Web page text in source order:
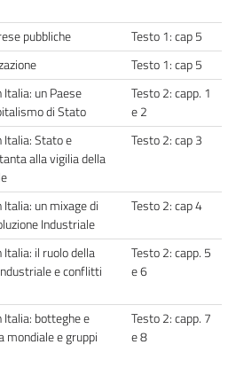
pubbliche
Testo 1: cap 5
Testo 1: cap 5
un Paese
di Stato
Testo 2: capp. 1
e 2
Italia: Stato e
alla vigilia della
Testo 2: cap 3
un mixage di
Industriale
Testo 2: cap 4
il ruolo della
e conflitti
Testo 2: capp. 5
e 6
botteghe e
e gruppi
Testo 2: capp. 7
e 8